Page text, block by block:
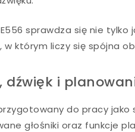
sprawdza się nie
którym liczy się spójna
dźwięk i
do pracy
głośniki oraz funkcje